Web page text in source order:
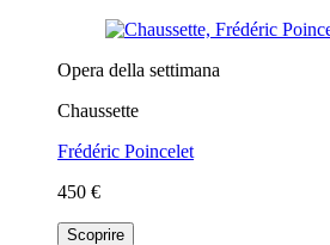
Opera della settimana
Chaussette
Frédéric Poincelet
450 €
Scoprire